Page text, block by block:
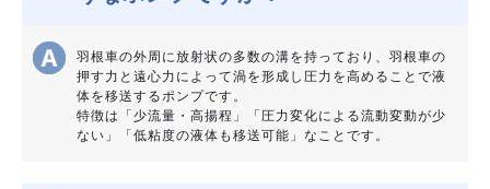
羽根車の外周に放射状の多数の溝を持っており、羽根車の
押す力と遠心力によって渦を形成し圧力を高めることで液
体を移送するポンプです。
特徴は「少流量・高揚程」「圧力変化による流動変動が少
ない」「低粘度の液体も移送可能」なことです。